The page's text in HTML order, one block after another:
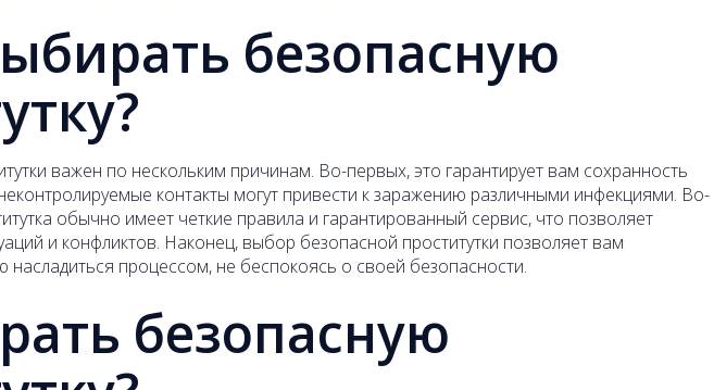
безопасную
важен по нескольким причинам. Во-первых, это гарантирует вам сохранность
контакты могут привести к заражению различными инфекциями. Во-
обычно имеет четкие правила и гарантированный сервис, что позволяет
и конфликтов. Наконец, выбор безопасной проститутки позволяет вам
насладиться процессом, не беспокоясь о своей безопасности.
безопасную